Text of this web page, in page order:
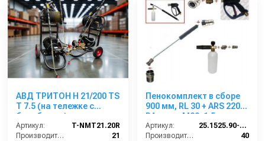
АВД ТРИТОН Н 21/200 TS
Т 7.5 (на тележке с
барабаном)
Артикул:
T-NMT21.20R
Производительность (л/мин):
21
Пенокомплект в сборе
900 мм, RL 30 + ARS 220
РА; вход М22х1,5ш.
Артикул:
25.1525.90-P2-220 изог.
Производительность (л/мин):
40